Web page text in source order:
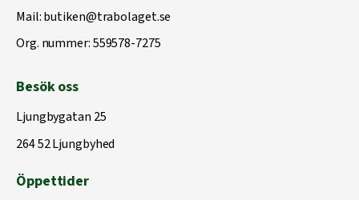
Mail:butiken@trabolaget.se
Org. nummer: 559578-7275
Besök oss
Ljungbygatan 25
264 52 Ljungbyhed
Öppettider